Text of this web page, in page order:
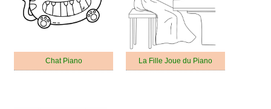
Chat Piano La Fille Joue du Piano